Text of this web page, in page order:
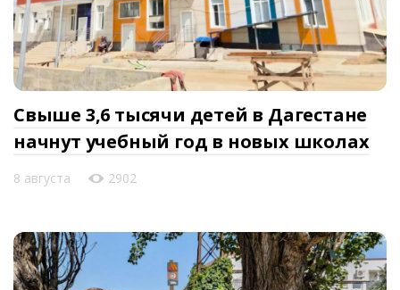
Свыше 3,6 тысячи детей в Дагестане
начнут учебный год в новых школах
8 августа 2902